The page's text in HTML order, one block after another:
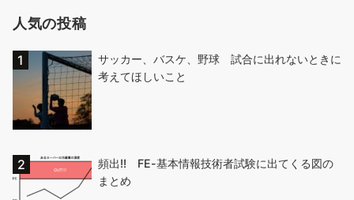
人気の投稿
サッカー、バスケ、野球 試合に出れないときに
考えてほしいこと
頻出!! FE-基本情報技術者試験に出てくる図の
まとめ